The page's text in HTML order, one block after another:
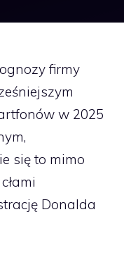
firmy
w 2025
się to mimo
Donalda